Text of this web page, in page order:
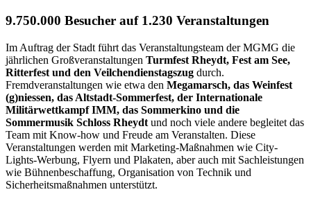
9.750.000 Besucher auf 1.230 Veranstaltungen
Im Auftrag der Stadt führt das Veranstaltungsteam der MGMG die
jährlichen Großveranstaltungen Turmfest Rheydt, Fest am See,
Ritterfest und den Veilchendienstagszug durch.
Fremdveranstaltungen wie etwa den Megamarsch, das Weinfest
(g)niessen, das Altstadt-Sommerfest, der Internationale
Militärwettkampf IMM, das Sommerkino und die
Sommermusik Schloss Rheydt und noch viele andere begleitet das
Team mit Know-how und Freude am Veranstalten. Diese
Veranstaltungen werden mit Marketing-Maßnahmen wie City-
Lights-Werbung, Flyern und Plakaten, aber auch mit Sachleistungen
wie Bühnenbeschaffung, Organisation von Technik und
Sicherheitsmaßnahmen unterstützt.